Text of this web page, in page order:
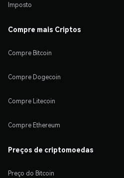
Imposto
Compre mais Criptos
Compre Bitcoin
Compre Dogecoin
Compre Litecoin
Compre Ethereum
Preços de criptomoedas
Preço do Bitcoin